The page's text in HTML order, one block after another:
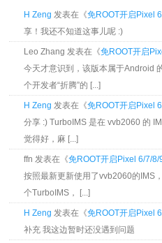
H Zeng 发表在《免ROOT开启Pixel
享！我还不知道这事儿呢 :)
Leo Zhang 发表在《免ROOT开启
今天才意识到，该版本属于Android
个开发者“折腾”的 [...]
H Zeng 发表在《免ROOT开启Pixel
分享 :) TurboIMS 是在 vvb2060 的
觉得好，麻 [...]
ffn 发表在《免ROOT开启Pixel 6/7/
按照最新更新使用了vvb2060的IMS
个TurboIMS， [...]
H Zeng 发表在《免ROOT开启Pixel
补充 我这边暂时还没遇到问题